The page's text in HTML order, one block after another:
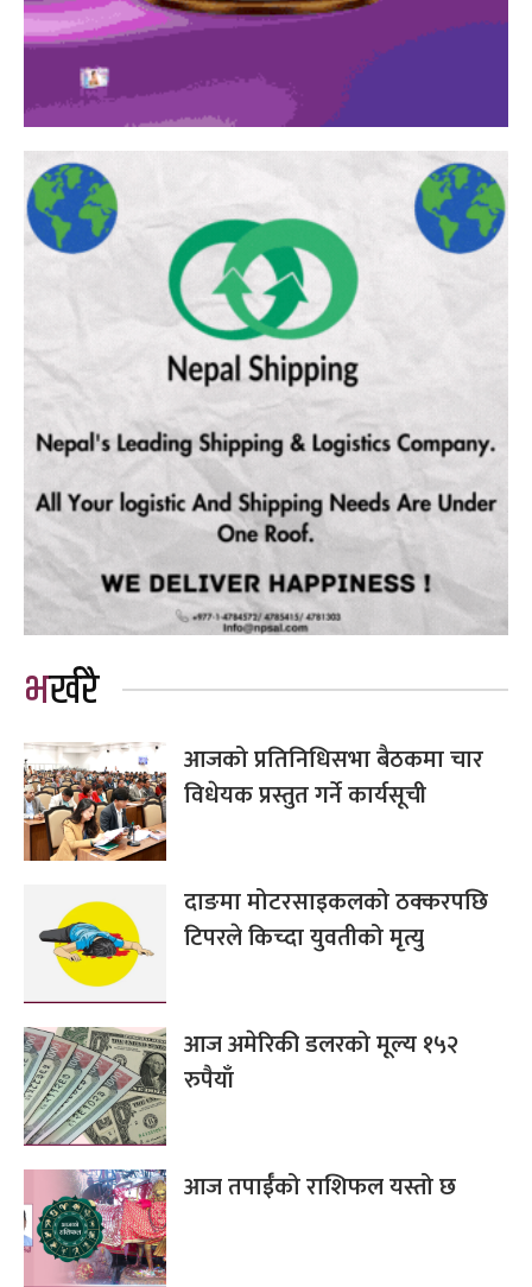
भर्खरै
आजको प्रतिनिधिसभा बैठकमा चार
विधेयक प्रस्तुत गर्ने कार्यसूची
दाङमा मोटरसाइकलको ठक्करपछि
टिपरले किच्दा युवतीको मृत्यु
आज अमेरिकी डलरको मूल्य १५२
रुपैयाँ
आज तपाईँको राशिफल यस्तो छ